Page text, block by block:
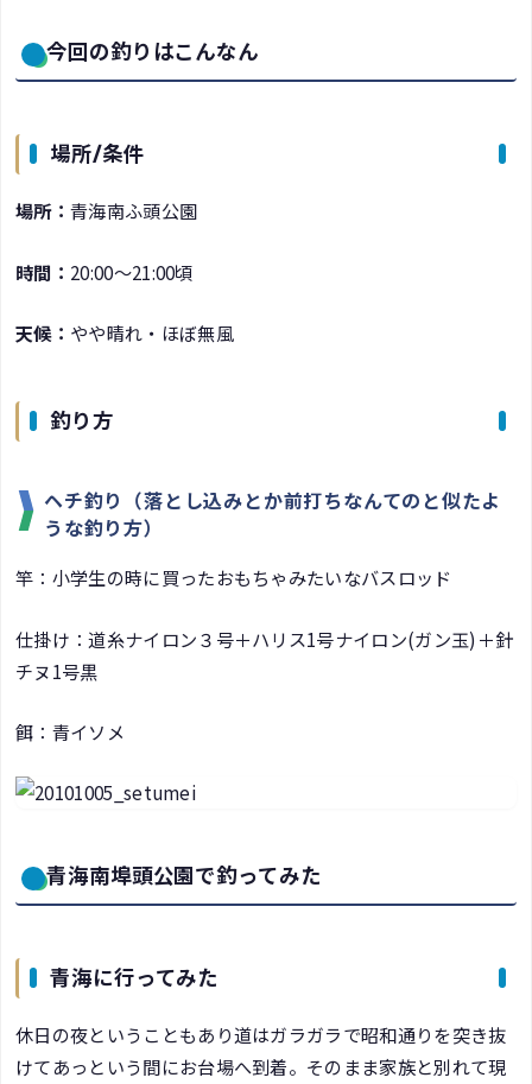
今回の釣りはこんなん
場所/条件
場所： 青海南ふ頭公園
時間： 20:00～21:00頃
天候： やや晴れ・ほぼ無風
釣り方
ヘチ釣り（落とし込みとか前打ちなんてのと似たよ
うな釣り方）
竿：小学生の時に買ったおもちゃみたいなバスロッド
仕掛け：道糸ナイロン３号＋ハリス1号ナイロン(ガン玉)＋針
チヌ1号黒
餌：青イソメ
青海南埠頭公園で釣ってみた
青海に行ってみた
休日の夜ということもあり道はガラガラで昭和通りを突き抜
けてあっという間にお台場へ到着。そのまま家族と別れて現